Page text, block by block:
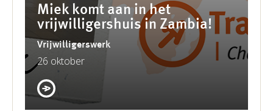
Miek komt aan in het
vrijwilligershuis in Zambia!
Vrijwilligerswerk
26 oktober